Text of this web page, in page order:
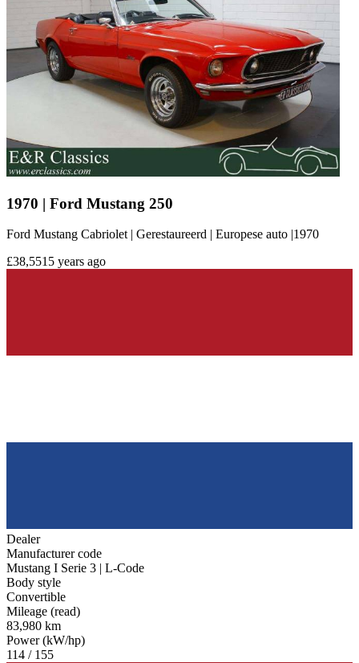
1970 | Ford Mustang 250
Ford Mustang Cabriolet | Gerestaureerd | Europese auto |1970
£38,5515 years ago
Dealer
Manufacturer code
Mustang I Serie 3 | L-Code
Body style
Convertible
Mileage (read)
83,980 km
Power (kW/hp)
114 / 155